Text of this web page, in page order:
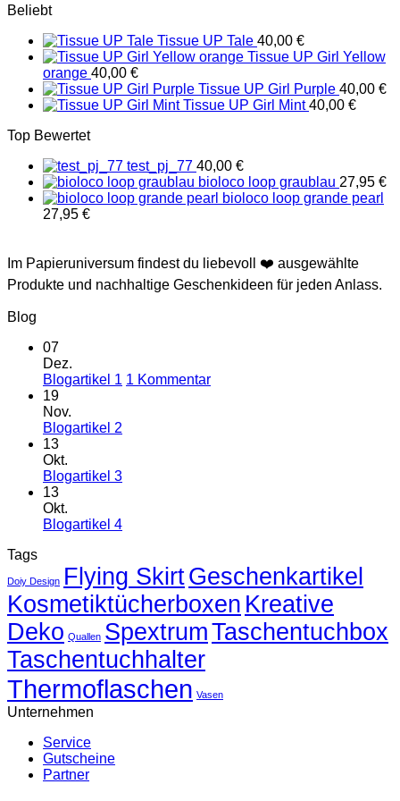
Beliebt
Tissue UP Tale 40,00 €
Tissue UP Girl Yellow
orange 40,00 €
Tissue UP Girl Purple 40,00 €
Tissue UP Girl Mint 40,00 €
Top Bewertet
test_pj_77 40,00 €
bioloco loop graublau 27,95 €
bioloco loop grande pearl
27,95 €
Im Papieruniversum findest du liebevoll ❤️ ausgewählte
Produkte und nachhaltige Geschenkideen für jeden Anlass.
Blog
07
Dez.
Blogartikel 1 1 Kommentarzu
19
Nov.
Blogartikel 2
Blogartikel
13
Okt.
Blogartikel 3Keine
Blogartikel
13
Okt.
Blogartikel 4Keine
Blogartikel
4
Tags
Doiy Design Flying SkirtGeschenkartikel
Kosmetiktücherboxen Kreative
Deko Quallen SpextrumTaschentuchbox
Taschentuchhalter
Thermoflaschen Vasen
Unternehmen
Service
Gutscheine
Partner